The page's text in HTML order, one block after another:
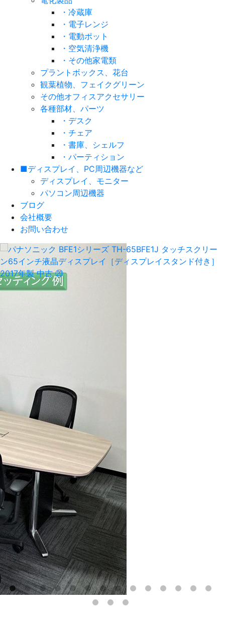
・冷蔵庫
・電子レンジ
・電動ポット
・空気清浄機
・その他家電類
プラントボックス、花台
観葉植物、フェイクグリーン
その他オフィスアクセサリー
各種部材、パーツ
・デスク
・チェア
・書庫、シェルフ
・パーティション
■ディスプレイ、PC周辺機器など
ディスプレイ、モニター
パソコン周辺機器
ブログ
会社概要
お問い合わせ